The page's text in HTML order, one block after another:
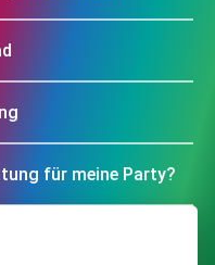
für meine Party?